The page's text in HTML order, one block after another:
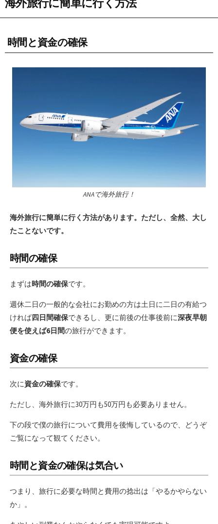
時間と資金の確保
ANAで海外旅行！
海外旅行に簡単に行く方法があります。ただし、全然、大し
たことないです。
時間の確保
まずは時間の確保です。
週休二日の一般的な会社にお勤めの方は土日に二日の有給つ
ければ四日間確保できるし、更に前後の仕事後前に深夜早朝
便を使えば6日間の旅行ができます。
資金の確保
次に資金の確保です。
ただし、海外旅行に30万円も50万円も必要ありません。
下の段で僕の旅行について費用を後悔しているので、どうぞ
ご覧になって観てください。
時間と資金の確保は気合い
つまり、旅行に必要な時間と費用の捻出は「やるかやらない
か」。